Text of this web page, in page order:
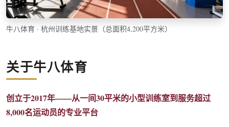
牛八体育 · 杭州训练基地实景（总面积4,200平方米）
关于牛八体育
创立于2017年——从一间30平米的小型训练室到服务超过
8,000名运动员的专业平台